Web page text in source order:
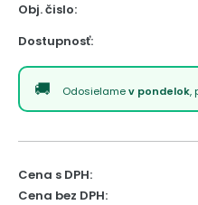
Obj. čislo:
Dostupnosť:
Odosielamev pondelok,
Cena s DPH:
Cena bez DPH: